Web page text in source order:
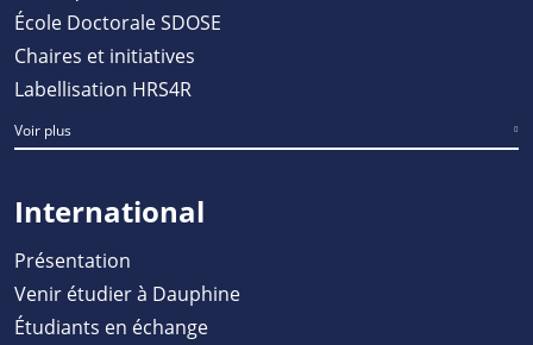
École Doctorale SDOSE
Chaires et initiatives
Labellisation HRS4R
Voir plus
International
Présentation
Venir étudier à Dauphine
Étudiants en échange